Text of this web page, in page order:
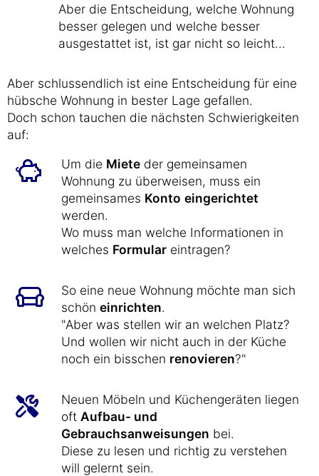
Aber die Entscheidung, welche Wohnung
besser gelegen und welche besser
ausgestattet ist, ist gar nicht so leicht...
Aber schlussendlich ist eine Entscheidung für eine
hübsche Wohnung in bester Lage gefallen.
Doch schon tauchen die nächsten Schwierigkeiten
auf:
Um die Miete der gemeinsamen
Wohnung zu überweisen, muss ein
gemeinsames Konto eingerichtet
werden.
Wo muss man welche Informationen in
welches Formular eintragen?
So eine neue Wohnung möchte man sich
schön einrichten.
"Aber was stellen wir an welchen Platz?
Und wollen wir nicht auch in der Küche
noch ein bisschen renovieren?"
Neuen Möbeln und Küchengeräten liegen
oft Aufbau- und
Gebrauchsanweisungen bei.
Diese zu lesen und richtig zu verstehen
will gelernt sein.